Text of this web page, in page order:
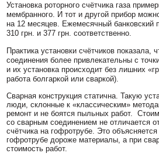
Установка роторного счётчика газа
мембранного. И тот и другой прибор
на 12 месяцев. Ежемесячный банковский
310 грн. и 377 грн. соответственно.
Практика установки счётчиков показала,
соединения более привлекательны с
и их установка происходит без лишних
работа болгаркой или сваркой).
Сварная конструкция статична. Такую
люди, склонные к «классическим»
ремонт и не боятся пыльных работ.
со сварным соединением не отличается
счётчика на гофротрубе. Это
гофротрубе дороже материалы, а при
стоимость работ.